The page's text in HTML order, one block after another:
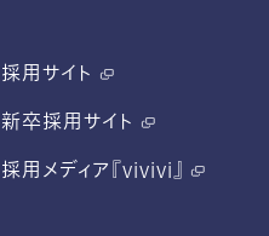
採用サイト
新卒採用サイト
採用メディア『vivivi』